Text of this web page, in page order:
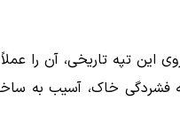
این تپه تاریخی، آن را
فشردگی خاک، آسیب به